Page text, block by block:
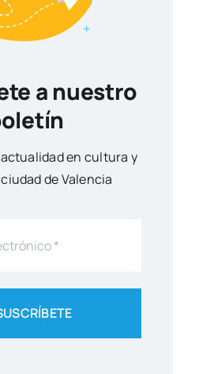
a nuestro
en cul­tu­ra y
de Valen­cia